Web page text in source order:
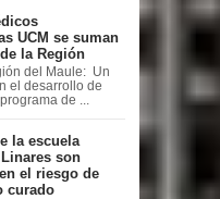
UCM se suman
la Región
del Maule: Un
el desarrollo de
de ...
la escuela
son
el riesgo de
curado